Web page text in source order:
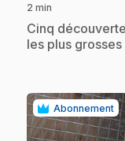
2 min
.Cinq
les plus
Abonnement